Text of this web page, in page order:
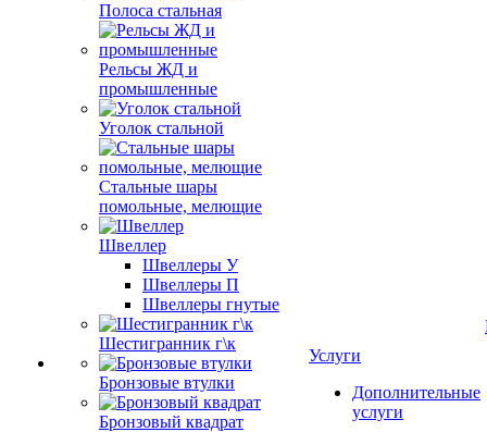
Полоса стальная
Рельсы ЖД и
промышленные
Уголок стальной
Стальные шары
помольные, мелющие
Швеллер
Швеллеры У
Швеллеры П
Швеллеры гнутые
Шестигранник г\к
Бронзовые втулки
Бронзовый квадрат
Услуги
Дополнительные
услуги